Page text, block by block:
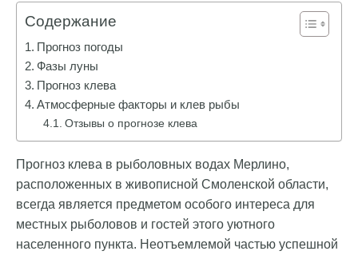
Содержание
Прогноз погоды
Фазы луны
Прогноз клева
Атмосферные факторы и клев рыбы
Отзывы о прогнозе клева
Прогноз клева в рыболовных водах Мерлино,
расположенных в живописной Смоленской области,
всегда является предметом особого интереса для
местных рыболовов и гостей этого уютного
населенного пункта. Неотъемлемой частью успешной